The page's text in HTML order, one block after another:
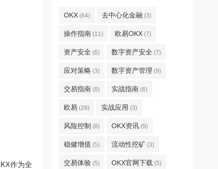
作为全
OKX (64) 去中心化金融 (3)
操作指南 (11) 欧易OKX (7)
资产安全 (6) 数字资产安全 (7)
应对策略 (3) 数字资产管理 (9)
交易指南 (8) 实战指南 (6)
欧易 (28) 实战应用 (3)
风险控制 (8) OKX资讯 (9)
稳健增值 (5) 流动性挖矿 (3)
交易体验 (5) OKX官网下载 (5)